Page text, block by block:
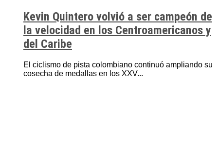
Kevin Quintero volvió a ser campeón de
la velocidad en los Centroamericanos y
del Caribe
El ciclismo de pista colombiano continuó ampliando su
cosecha de medallas en los XXV...